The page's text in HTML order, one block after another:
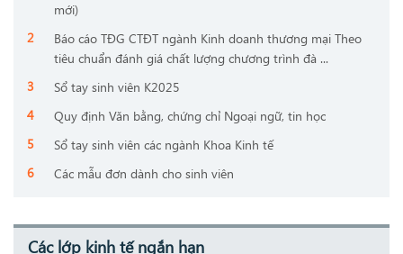
mới)
Báo cáo TĐG CTĐT ngành Kinh doanh thương mại Theo
tiêu chuẩn đánh giá chất lượng chương trình đà ...
Sổ tay sinh viên K2025
Quy định Văn bằng, chứng chỉ Ngoại ngữ, tin học
Sổ tay sinh viên các ngành Khoa Kinh tế
Các mẫu đơn dành cho sinh viên
Các lớp kinh tế ngắn hạn